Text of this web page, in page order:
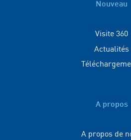
Nouveau
Visite 360
Actualités
A propos
A propos de